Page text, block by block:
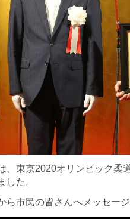
、東京2020オリンピック柔
した。
ら市民の皆さんへメッセー